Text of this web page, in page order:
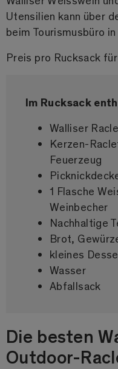
Utensilien kann über
beim Tourismusbüro
Preis pro Rucksack
Im Rucksack
Walliser
Kerzen-
Feuerzeug
1 Flasche
Weinbecher
Nachhaltige
Brot,
kleines
Wasser
Abfallsack
Die besten
Outdoor-